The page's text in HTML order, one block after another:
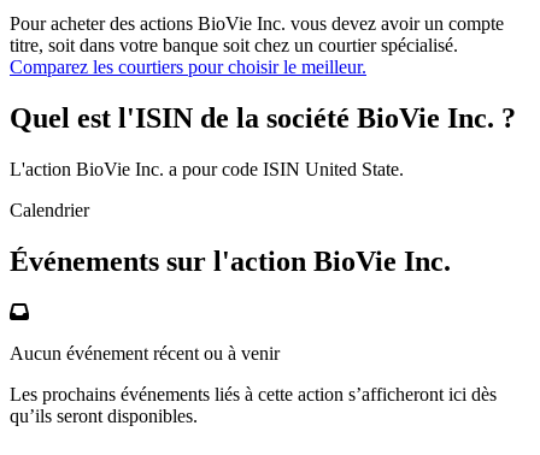
Pour acheter des actions BioVie Inc. vous devez avoir un compte
titre, soit dans votre banque soit chez un courtier spécialisé.
Comparez les courtiers pour choisir le meilleur.
Quel est l'ISIN de la société BioVie Inc. ?
L'action BioVie Inc. a pour code ISIN United State.
Calendrier
Événements sur l'action BioVie Inc.
Aucun événement récent ou à venir
Les prochains événements liés à cette action s’afficheront ici dès
qu’ils seront disponibles.